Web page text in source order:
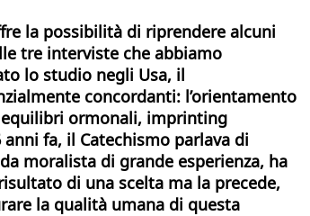
la possibilità di riprendere alcuni
tre interviste che abbiamo
lo studio negli Usa, il
concordanti: l’orientamento
ormonali, imprinting
fa, il Catechismo parlava di
moralista di grande esperienza, ha
di una scelta ma la precede,
la qualità umana di questa